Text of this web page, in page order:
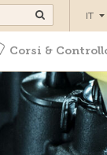
Corsi &
IT
Corsi &